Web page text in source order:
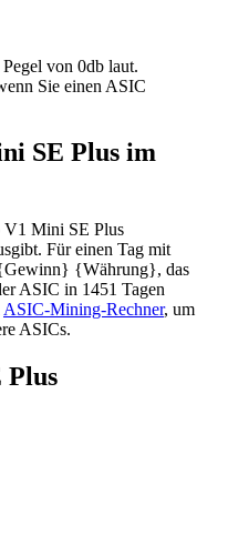
von 0db laut.
Sie einen ASIC
SE Plus im
V1 Mini SE Plus
Für einen Tag mit
{Währung}, das
ASIC in 1451 Tagen
ASIC-Mining-Rechner, um
ASICs.
Plus